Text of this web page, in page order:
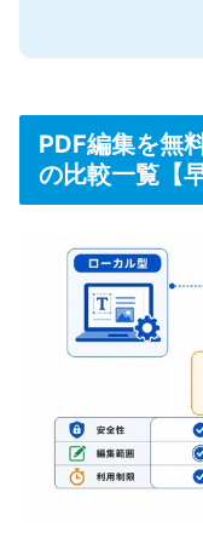
PDF編集を無
の比較一覧【